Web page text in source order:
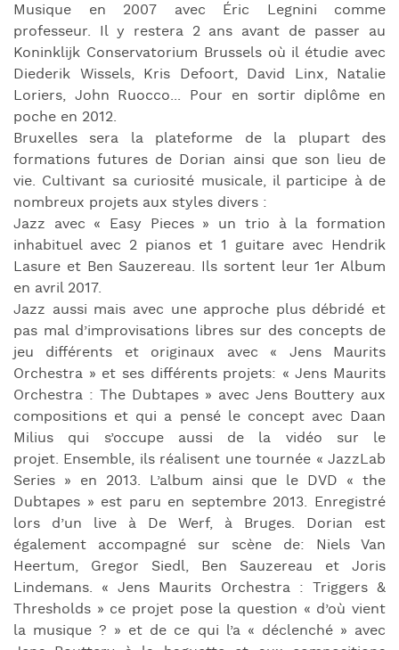
Musique en 2007 avec Éric Legnini comme
professeur. Il y restera 2 ans avant de passer au
Koninklijk Conservatorium Brussels où il étudie avec
Diederik Wissels, Kris Defoort, David Linx, Natalie
Loriers, John Ruocco... Pour en sortir diplôme en
poche en 2012.
Bruxelles sera la plateforme de la plupart des
formations futures de Dorian ainsi que son lieu de
vie. Cultivant sa curiosité musicale, il participe à de
nombreux projets aux styles divers :
Jazz avec « Easy Pieces » un trio à la formation
inhabituel avec 2 pianos et 1 guitare avec Hendrik
Lasure et Ben Sauzereau. Ils sortent leur 1er Album
en avril 2017.
Jazz aussi mais avec une approche plus débridé et
pas mal d’improvisations libres sur des concepts de
jeu différents et originaux avec « Jens Maurits
Orchestra » et ses différents projets: « Jens Maurits
Orchestra : The Dubtapes » avec Jens Bouttery aux
compositions et qui a pensé le concept avec Daan
Milius qui s’occupe aussi de la vidéo sur le
projet. Ensemble, ils réalisent une tournée « JazzLab
Series » en 2013. L’album ainsi que le DVD « the
Dubtapes » est paru en septembre 2013. Enregistré
lors d’un live à De Werf, à Bruges. Dorian est
également accompagné sur scène de: Niels Van
Heertum, Gregor Siedl, Ben Sauzereau et Joris
Lindemans. « Jens Maurits Orchestra : Triggers &
Thresholds » ce projet pose la question « d’où vient
la musique ? » et de ce qui l’a « déclenché » avec